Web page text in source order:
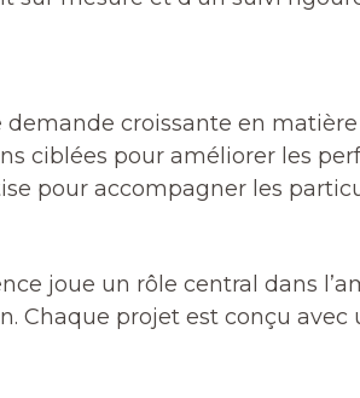
demande croissante en
ciblées pour améliorer les
pour accompagner les
joue un rôle central dans
Chaque projet est conçu